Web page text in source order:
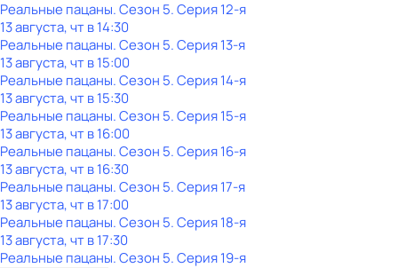
Реальные пацаны. Сезон 5. Серия 12-я
13 августа, чт в 14:30
Реальные пацаны. Сезон 5. Серия 13-я
13 августа, чт в 15:00
Реальные пацаны. Сезон 5. Серия 14-я
13 августа, чт в 15:30
Реальные пацаны. Сезон 5. Серия 15-я
13 августа, чт в 16:00
Реальные пацаны. Сезон 5. Серия 16-я
13 августа, чт в 16:30
Реальные пацаны. Сезон 5. Серия 17-я
13 августа, чт в 17:00
Реальные пацаны. Сезон 5. Серия 18-я
13 августа, чт в 17:30
Реальные пацаны. Сезон 5. Серия 19-я